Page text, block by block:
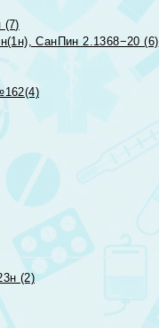
(7)
СанПин 2.1368−20 (6)
(2)